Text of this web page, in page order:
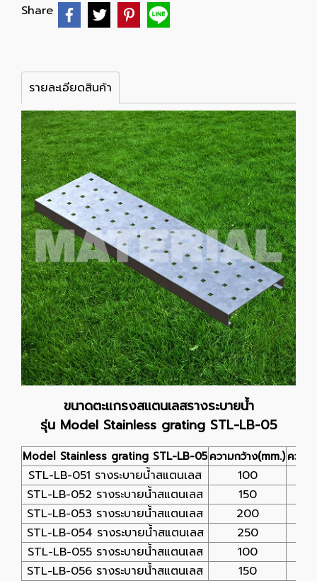
Share
รายละเอียดสินค้า
ขนาดตะแกรงสแตนเลสรางระบายน้ำ
รุ่น Model Stainless grating STL-LB-05
Model Stainless grating STL-LB-05ความกว้าง(mm.)ความ
STL-LB-051 รางระบายน้ำสแตนเลส 100
STL-LB-052 รางระบายน้ำสแตนเลส
150
STL-LB-053 รางระบายน้ำสแตนเลส
200
STL-LB-054 รางระบายน้ำสแตนเลส
250
STL-LB-055 รางระบายน้ำสแตนเลส
100
STL-LB-056 รางระบายน้ำสแตนเลส
150